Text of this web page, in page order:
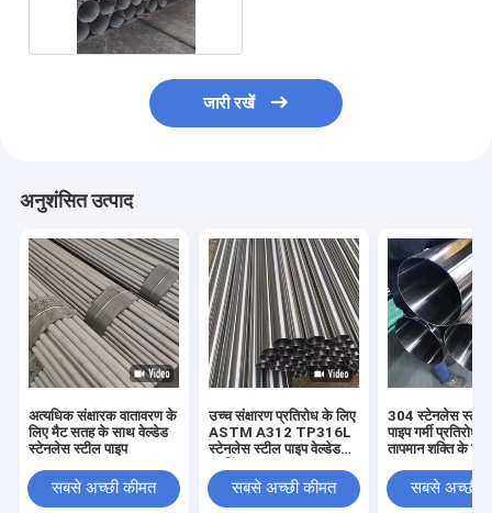
जारी रखें
अनुशंसित उत्पाद
अत्यधिक संक्षारक वातावरण के
लिए मैट सतह के साथ वेल्डेड
स्टेनलेस स्टील पाइप
सबसे अच्छी कीमत
उच्च संक्षारण प्रतिरोध के लिए
ASTM A312 TP316L
स्टेनलेस स्टील पाइप वेल्डेड
सबसे अच्छी कीमत
304 स्टेनलेस स्टील
पाइप गर्मी
तापमान शक्ति के लिए
सबसे अच्छी